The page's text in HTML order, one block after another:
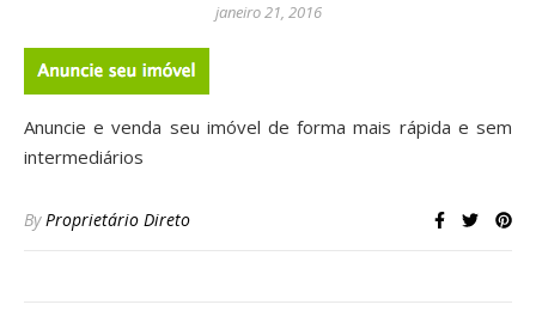
janeiro 21, 2016
Anuncie e venda seu imóvel de forma mais rápida e sem
intermediários
ByProprietário Direto